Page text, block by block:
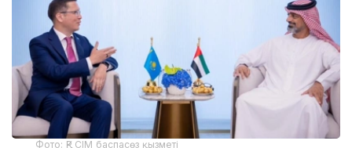
Фото: ҚР СІМ баспасөз қызметі